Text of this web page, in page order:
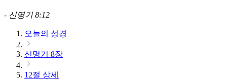
- 신명기 8:12
오늘의 성경
신명기 8장
12절 상세